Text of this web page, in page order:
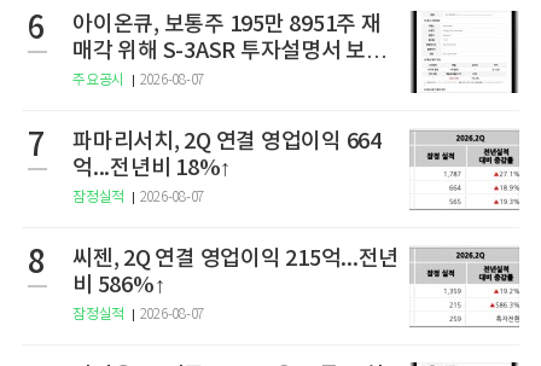
6
아이온큐, 보통주 195만 8951주 재
매각 위해 S-3ASR 투자설명서 보충
서 제출
주요공시 2026-08-07
7
파마리서치, 2Q 연결 영업이익 664
억...전년비 18%↑
잠정실적 2026-08-07
8
씨젠, 2Q 연결 영업이익 215억...전년
비 586%↑
잠정실적 2026-08-07